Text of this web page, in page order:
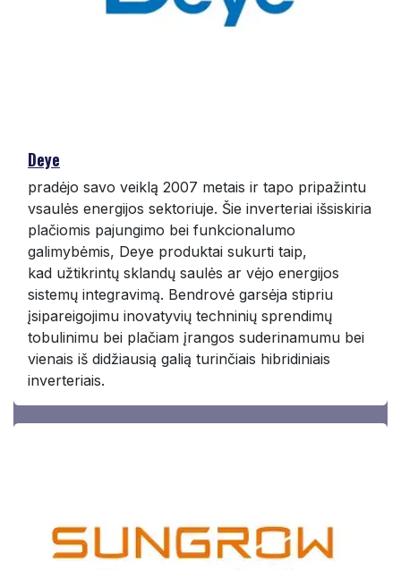
Deye
pradėjo savo veiklą 2007 metais ir tapo pripažintu
vsaulės energijos sektoriuje. Šie inverteriai išsiskiria
plačiomis pajungimo bei funkcionalumo
galimybėmis, Deye produktai sukurti taip,
kad užtikrintų sklandų saulės ar vėjo energijos
sistemų integravimą. Bendrovė garsėja stipriu
įsipareigojimu inovatyvių techninių sprendimų
tobulinimu bei plačiam įrangos suderinamumu bei
vienais iš didžiausią galią turinčiais hibridiniais
inverteriais.